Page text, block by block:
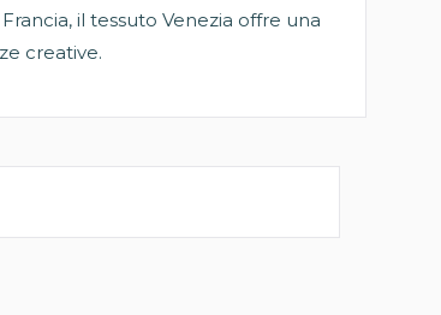
il tessuto Venezia offre una
creative.